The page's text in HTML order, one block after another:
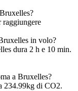
raggiungere
in volo?
dura 2 h e 10 min.
a Bruxelles?
234.99kg di CO2.